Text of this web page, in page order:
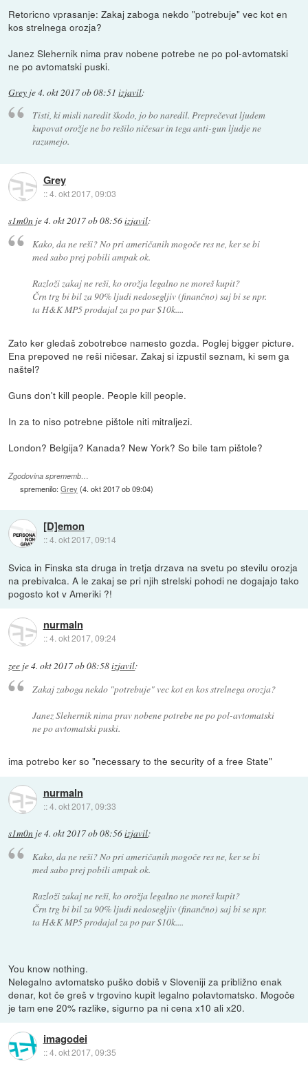
Retoricno vprasanje: Zakaj zaboga nekdo "potrebuje" vec kot en
kos strelnega orozja?
Janez Slehernik nima prav nobene potrebe ne po pol-avtomatski
ne po avtomatski puski.
Grey je4. okt 2017 ob 08:51 izjavil:
Tisti, ki misli naredit škodo, jo bo naredil. Preprečevat ljudem
kupovat orožje ne bo rešilo ničesar in tega anti-gun ljudje ne
razumejo.
Grey
::4. okt 2017, 09:03
s1m0n je4. okt 2017 ob 08:56izjavil:
Kako, da ne reši? No pri američanih mogoče res ne, ker se bi
med sabo prej pobili ampak ok.
Razloži zakaj ne reši, ko orožja legalno ne moreš kupit?
Črn trg bi bil za 90% ljudi nedosegljiv (finančno) saj bi se npr.
ta H&K MP5 prodajal za po par $10k....
Zato ker gledaš zobotrebce namesto gozda. Poglej bigger picture.
Ena prepoved ne reši ničesar. Zakaj si izpustil seznam, ki sem ga
naštel?
Guns don't kill people. People kill people.
In za to niso potrebne pištole niti mitraljezi.
London? Belgija? Kanada? New York? So bile tam pištole?
Zgodovina sprememb…
spremenilo:Grey (4. okt 2017 ob 09:04)
[D]emon
::4. okt 2017, 09:14
Svica in Finska sta druga in tretja drzava na svetu po stevilu orozja
na prebivalca. A le zakaj se pri njih strelski pohodi ne dogajajo tako
pogosto kot v Ameriki ?!
nurmaln
::4. okt 2017, 09:24
zee je4. okt 2017 ob 08:58izjavil:
Zakaj zaboga nekdo "potrebuje" vec kot en kos strelnega orozja?
Janez Slehernik nima prav nobene potrebe ne po pol-avtomatski
ne po avtomatski puski.
ima potrebo ker so "necessary to the security of a free State"
nurmaln
::4. okt 2017, 09:33
s1m0n je4. okt 2017 ob 08:56izjavil:
Kako, da ne reši? No pri američanih mogoče res ne, ker se bi
med sabo prej pobili ampak ok.
Razloži zakaj ne reši, ko orožja legalno ne moreš kupit?
Črn trg bi bil za 90% ljudi nedosegljiv (finančno) saj bi se npr.
ta H&K MP5 prodajal za po par $10k....
You know nothing.
Nelegalno avtomatsko puško dobiš v Sloveniji za približno enak
denar, kot če greš v trgovino kupit legalno polavtomatsko. Mogoče
je tam ene 20% razlike, sigurno pa ni cena x10 ali x20.
imagodei
::4. okt 2017, 09:35